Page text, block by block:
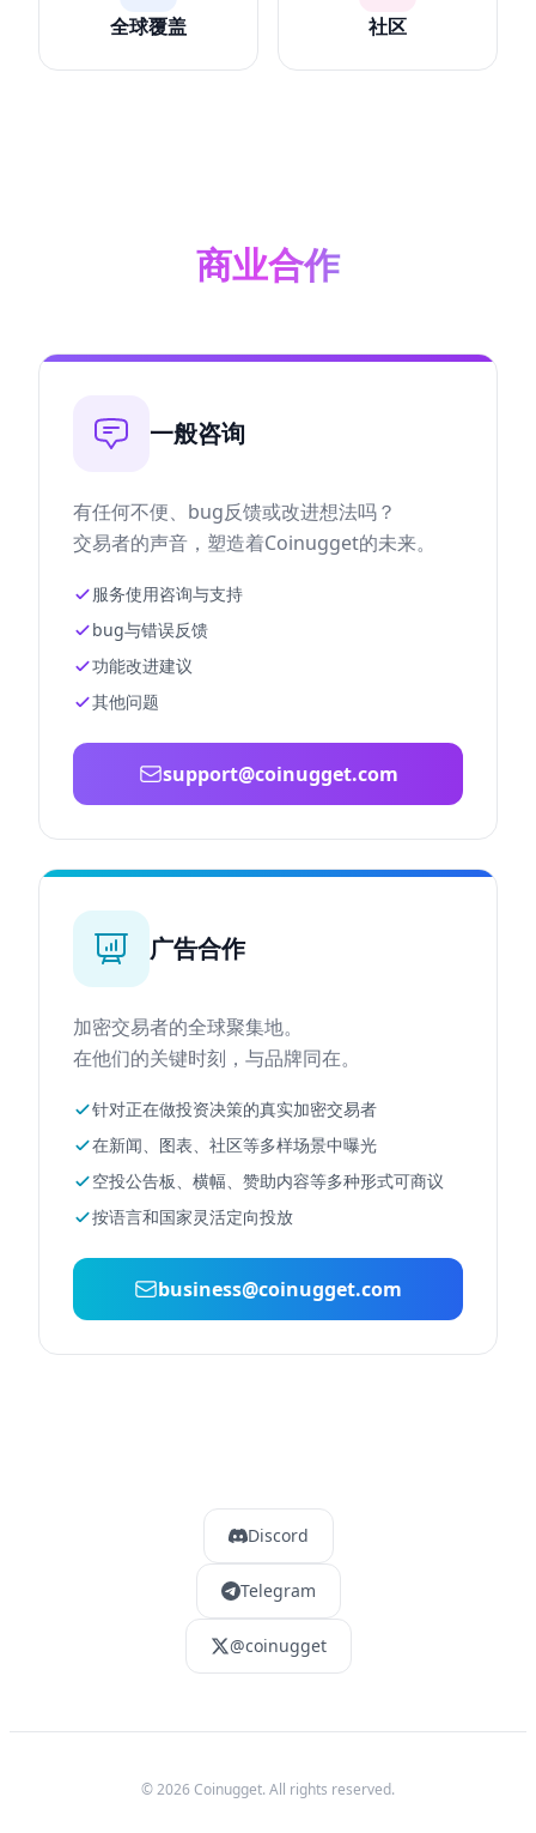
全球覆盖 社区
商业合作
一般咨询
有任何不便、bug反馈或改进想法吗？
交易者的声音，塑造着Coinugget的未来。
服务使用咨询与支持
bug与错误反馈
功能改进建议
其他问题
support@coinugget.com
广告合作
加密交易者的全球聚集地。
在他们的关键时刻，与品牌同在。
针对正在做投资决策的真实加密交易者
在新闻、图表、社区等多样场景中曝光
空投公告板、横幅、赞助内容等多种形式可商议
按语言和国家灵活定向投放
business@coinugget.com
Discord
Telegram
@coinugget
©2026Coinugget. All rights reserved.